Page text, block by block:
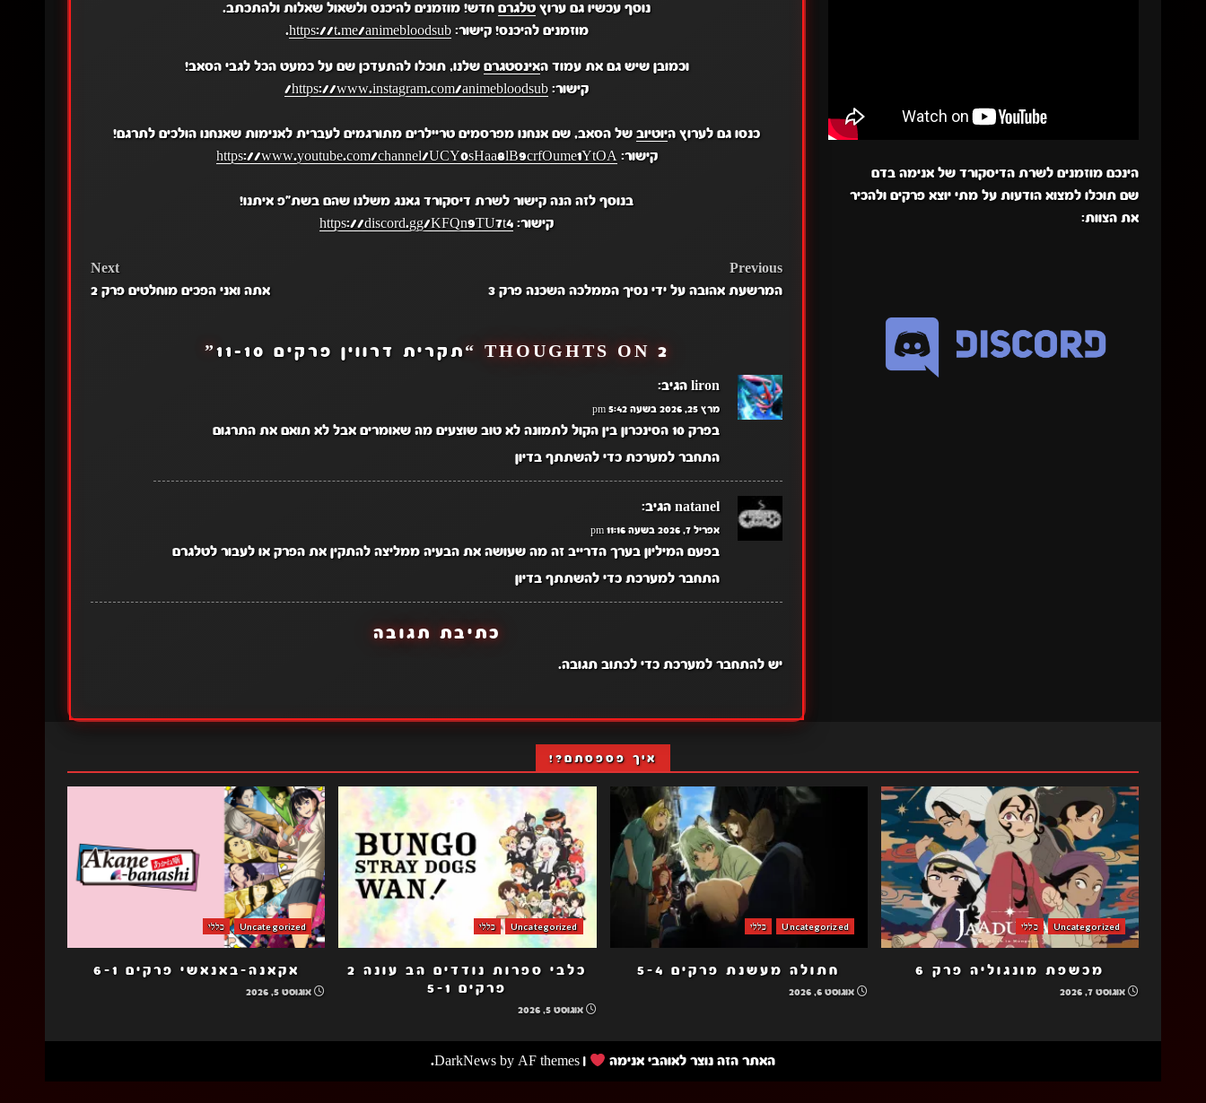
נוסף עכשיו גם ערוץטלגרםחדש! מוזמנים להיכנס ולשאול שאלות ולהתכתב.
מוזמנים להיכנס! קישור:https://t.me/animebloodsub
.
וכמובן שיש גם את עמוד האינסטגרם שלנו, תוכלו להתעדכן שם על כמעט הכל לגבי הסאב!
קישור: https://www.instagram.com/animebloodsub/
כנסו גם לערוץ היוטיובשל הסאב, שם אנחנו מפרסמים טריילרים מתורגמים לעברית לאנימות שאנחנו הולכים לתרגם!
קישור: https://www.youtube.com/channel/UCY0sHaa8lB9crfOume1YtOA
בנוסף לזה הנה קישור לשרת דיסקורד גאנג משלנו שהם בשת"פ איתנו!
קישור:https://discord.gg/KFQn9TU7t4
POST
Previous
המרשעת אהובה על ידי נסיך הממלכה השכנה פרק 3
Next
אתה ואני הפכים מוחלטים פרק 2
2 THOUGHTS ON “ תקרית דרווין פרקים 11-10 ”
liron הגיב:
מרץ 25, 2026 בשעה 5:42 pm
בפרק 10 הסינכרון בין הקול לתמונה לא טוב שוצעים מה שאומרים אבל לא תואם את התרגום
התחבר למערכת כדי להשתתף בדיון
natanel הגיב:
אפריל 7, 2026 בשעה 11:16 pm
בפעם המיליון בערך הדרייב זה מה שעושה את הבעיה ממליצה להתקין את הפרק או לעבור לטלגרם
התחבר למערכת כדי להשתתף בדיון
כתיבת תגובה
יש להתחבר למערכתכדי לכתוב תגובה.
הינכם מוזמנים לשרת הדיסקורד של אנימה בדם
שם תוכלו למצוא הודעות על מתי יוצא פרקים ולהכיר
את הצוות:
איך פספסתם?!
Uncategorized כללי
מכשפת מונגוליה פרק 6
אוגוסט 7, 2026
Uncategorized כללי
חתולה מעשנת פרקים 5-4
אוגוסט 6, 2026
Uncategorized כללי
כלבי ספרות נודדים הב עונה 2
פרקים 5-1
אוגוסט 5, 2026
Uncategorized כללי
אקאנה-באנאשי פרקים 6-1
אוגוסט 5, 2026
האתר הזה נוצר לאוהבי אנימה |
DarkNewsby AF themes.